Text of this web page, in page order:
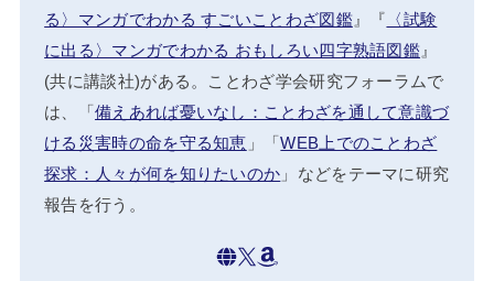
る〉マンガでわかる すごいことわざ図鑑』『 〈試験
に出る〉マンガでわかる おもしろい四字熟語図鑑 』
(共に講談社)がある。ことわざ学会研究フォーラムで
は、「備えあれば憂いなし：ことわざを通して意識づ
ける災害時の命を守る知恵 」「WEB上でのことわざ
探求：人々が何を知りたいのか 」などをテーマに研究
報告を行う。